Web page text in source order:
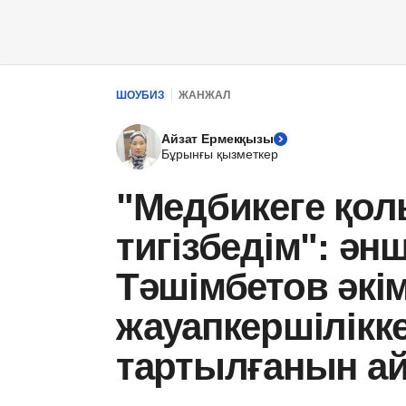
ШОУБИЗ ЖАНЖАЛ
Айзат Ермекқызы
Бұрынғы қызметкер
"Медбикеге
тигізбедім":
Тәшімбетов
тартылғанын